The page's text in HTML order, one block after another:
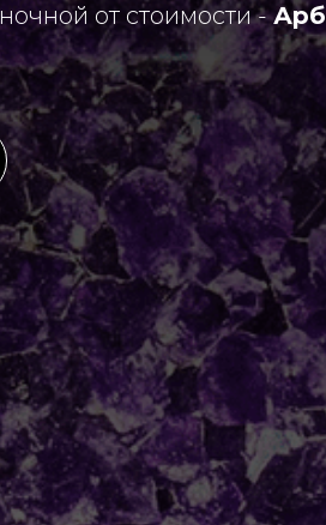
от стоимости -